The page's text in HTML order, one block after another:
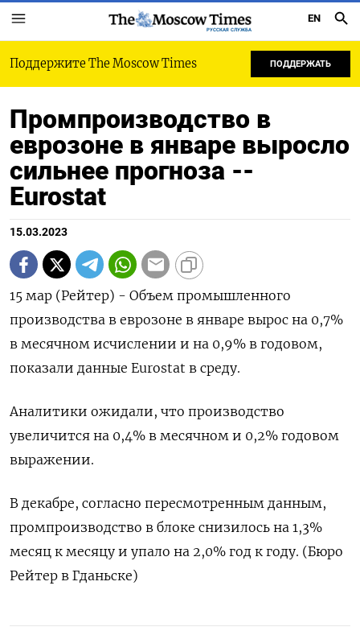
РУССКАЯ СЛУЖБА
EN
Поддержите The Moscow Times ПОДДЕРЖАТЬ
Промпроизводство в
еврозоне в январе выросло
сильнее прогноза --
Еurostat
15.03.2023
15 мар (Рейтер) - Объем промышленного
производства в еврозоне в январе вырос на 0,7%
в месячном исчислении и на 0,9% в годовом,
показали данные Eurostat в среду.
Аналитики ожидали, что производство
увеличится на 0,4% в месячном и 0,2% годовом
выражении.
В декабре, согласно пересмотренным данным,
промпроизводство в блоке снизилось на 1,3%
месяц к месяцу и упало на 2,0% год к году. (Бюро
Рейтер в Гданьске)